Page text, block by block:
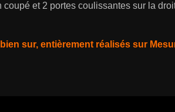
et 2 portes coulissantes sur la
sur, entièrement réalisés sur